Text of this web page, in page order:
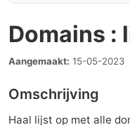
Domains :
Aangemaakt: 15-05-2023
Omschrijving
Haal lijst op met alle